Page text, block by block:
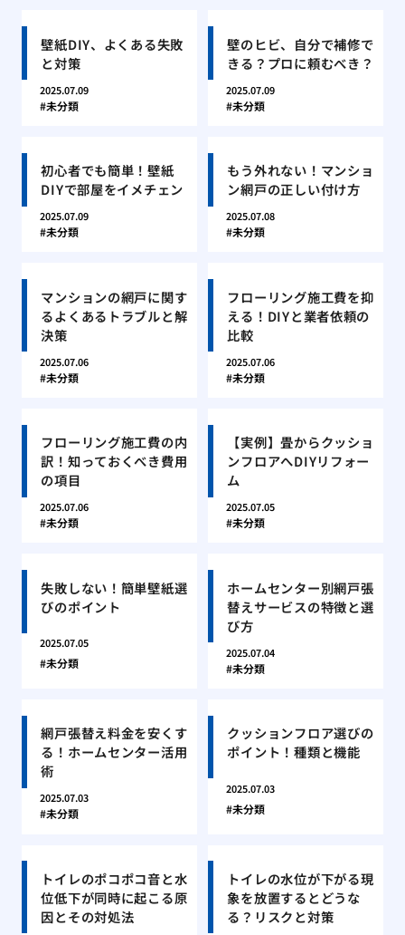
壁紙DIY、よくある失敗
と対策
2025.07.09
未分類
壁のヒビ、自分で補修で
きる？プロに頼むべき？
2025.07.09
未分類
初心者でも簡単！壁紙
DIYで部屋をイメチェン
2025.07.09
未分類
もう外れない！マンショ
ン網戸の正しい付け方
2025.07.08
未分類
マンションの網戸に関す
るよくあるトラブルと解
決策
2025.07.06
未分類
フローリング施工費を抑
える！DIYと業者依頼の
比較
2025.07.06
未分類
フローリング施工費の内
訳！知っておくべき費用
の項目
2025.07.06
未分類
【実例】畳からクッショ
ンフロアへDIYリフォー
ム
2025.07.05
未分類
失敗しない！簡単壁紙選
びのポイント
2025.07.05
未分類
ホームセンター別網戸張
替えサービスの特徴と選
び方
2025.07.04
未分類
網戸張替え料金を安くす
る！ホームセンター活用
術
2025.07.03
未分類
クッションフロア選びの
ポイント！種類と機能
2025.07.03
未分類
トイレのポコポコ音と水
位低下が同時に起こる原
因とその対処法
トイレの水位が下がる現
象を放置するとどうな
る？リスクと対策